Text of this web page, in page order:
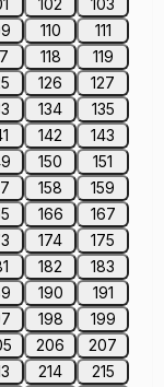
102
103
110
111
118
119
126
127
134
135
142
143
150
151
158
159
166
167
174
175
182
183
190
191
198
199
206
207
214
215